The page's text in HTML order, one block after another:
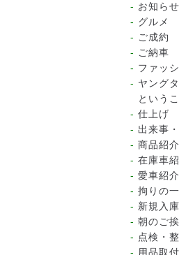
お知らせ
グルメ
ご成約
ご納車
ファッ
ヤング
という
仕上げ
出来事
商品紹介
在庫車
愛車紹介
拘りの
新規入
朝のご
点検・
用品取